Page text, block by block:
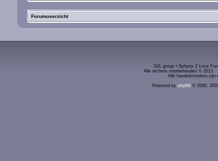
Forumoverzicht
S2L group • Sphynx 2 Love
Alle rechten voorbehouden ©
Alle handelsmerken zijn
Powered by phpBB© 2000,